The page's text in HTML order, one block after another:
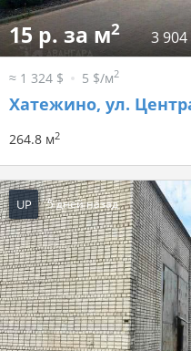
15 р. за м2 3 904
≈ 1 324 $ 5 $/м2
Хатежино, ул.
264.8 м2
UP 5 дней назад